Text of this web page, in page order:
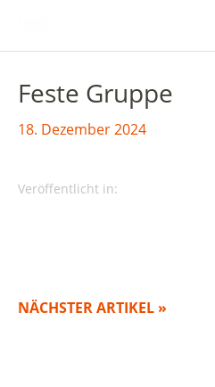
Feste Gruppe
18. Dezember 2024
Veröffentlicht in:
NÄCHSTER ARTIKEL »